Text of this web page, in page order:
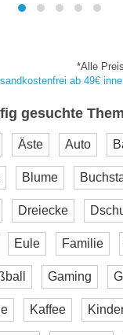
*Alle
ab 49€
gesuchte
Äste Auto
Blume
Dreiecke
Eule Familie
Gaming
Kaffee